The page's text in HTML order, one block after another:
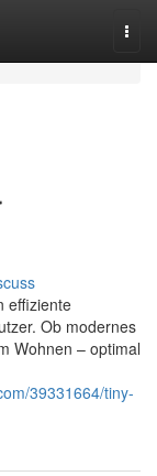
effiziente
Ob modernes
Wohnen – optimal
39331664/tiny-